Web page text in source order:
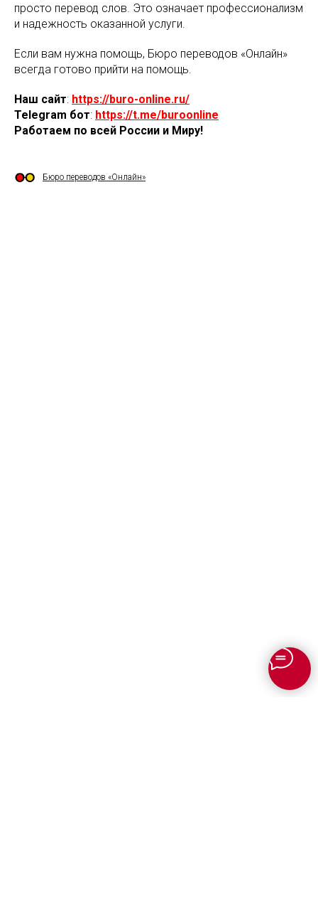
просто перевод слов. Это означает профессионализм
и надежность оказанной услуги.
Если вам нужна помощь, Бюро переводов «Онлайн»
всегда готово прийти на помощь.
Наш сайт: https://buro-online.ru/
Telegram бот: https://t.me/buroonline
Работаем по всей России и Миру!
Бюро переводов «Онлайн»